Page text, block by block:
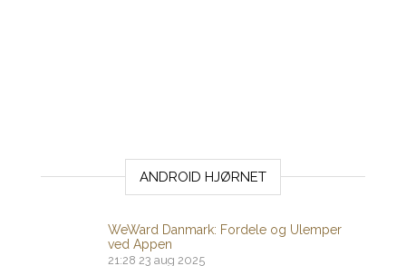
ANDROID HJØRNET
WeWard Danmark: Fordele og Ulemper
ved Appen
21:28 23 aug 2025